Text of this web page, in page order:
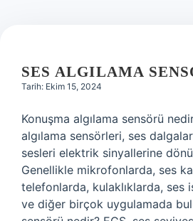
SES ALGILAMA
Tarih: Ekim 15, 2024
Konuşma algılama sensörü
algılama sensörleri, ses
sesleri elektrik sinyallerine
Genellikle mikrofonlarda, ses
telefonlarda, kulaklıklarda, ses
ve diğer birçok uygulamada